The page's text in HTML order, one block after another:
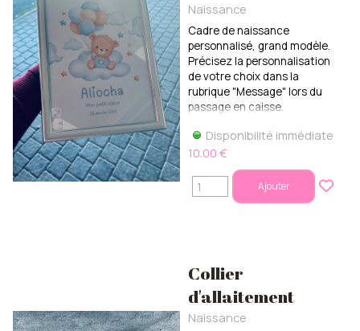
Naissance
Cadre de naissance
personnalisé, grand modèle.
Précisez la personnalisation
de votre choix dans la
rubrique "Message" lors du
passage en caisse.
Disponibilité immédiate
10.00 €
Ajouter
Collier
d'allaitement
Naissance